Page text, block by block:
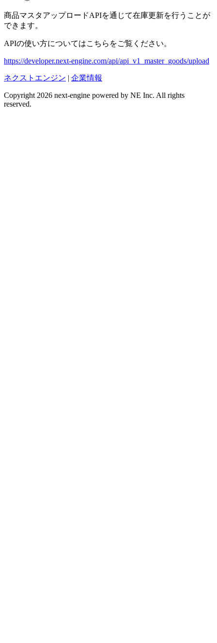
商品マスタアップロードAPIを通じて在庫更新を行うことが
できます。
APIの使い方についてはこちらをご覧ください。
https://developer.next-engine.com/api/api_v1_master_goods/upload
ネクストエンジン | 企業情報
Copyright 2026 next-engine powered by NE Inc. All rights
reserved.